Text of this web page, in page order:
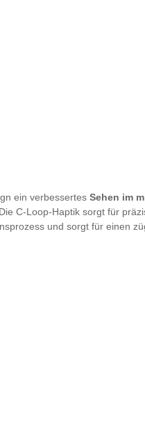
ein verbessertes Sehen im
C-Loop-Haptik sorgt für
und sorgt für einen